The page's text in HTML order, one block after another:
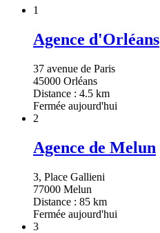
1
Agence d'Orléans
37 avenue de Paris
45000 Orléans
Distance : 4.5 km
Fermée aujourd'hui
2
Agence de Melun
3, Place Gallieni
77000 Melun
Distance : 85 km
Fermée aujourd'hui
3